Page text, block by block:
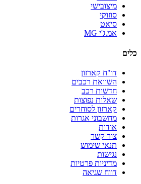
מיצובישי
סוזוקי
סיאט
אמ.ג'י MG
כלים
דו"ח קארזון
השוואת רכבים
חדשות רכב
שאלות נפוצות
קארזון לסוחרים
מחשבוני אגרות
אודות
צור קשר
תנאי שימוש
נגישות
מדיניות פרטיות
דווח שגיאה